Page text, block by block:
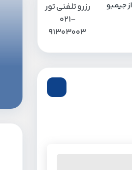
رزرو تلفنی تور
021-
91303003